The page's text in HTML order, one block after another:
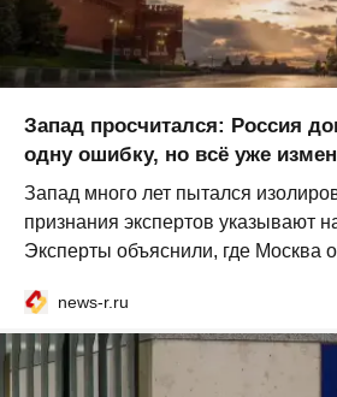
Запад просчитался: Россия
одну ошибку, но всё уже
Запад много лет пытался
признания экспертов указывают
Эксперты объяснили, где Москва
news-r.ru